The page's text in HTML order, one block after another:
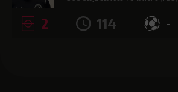
2 114 -